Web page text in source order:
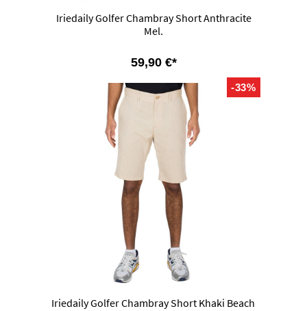
Iriedaily Golfer Chambray Short Anthracite
Mel.
59,90 €*
-33%
Iriedaily Golfer Chambray Short Khaki Beach